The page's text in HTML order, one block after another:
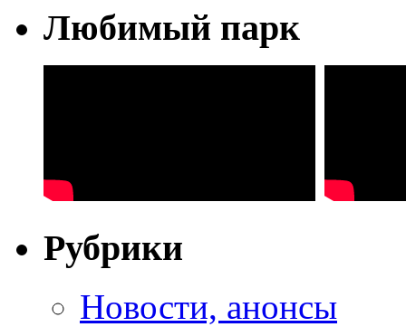
Любимый парк
Рубрики
Новости, анонсы